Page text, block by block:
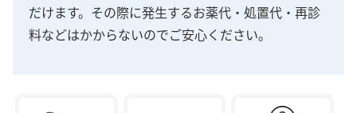
だけます。その際に発生するお薬代・処置代・再診
料などはかからないのでご安心ください。